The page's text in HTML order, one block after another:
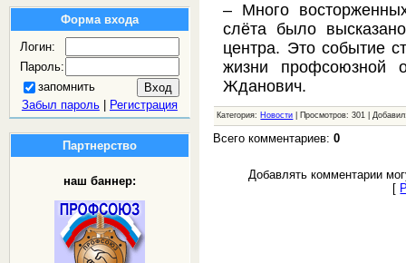
Форма входа
Логин:
Пароль:
запомнить
Забыл пароль| Регистрация
Партнерство
наш баннер:
– Много
слёта было
центра. Это событие
жизни профсоюзной
Жданович.
Категория: Новости | Просмотров: 301 |
Всего комментариев:0
Добавлять комментарии
[